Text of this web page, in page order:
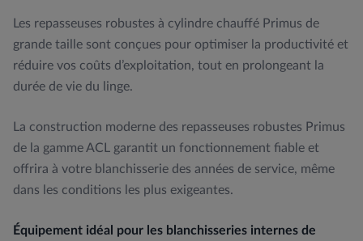
Les repasseuses robustes à cylindre chauffé Primus de
grande taille sont conçues pour optimiser la productivité et
réduire vos coûts d’exploitation, tout en prolongeant la
durée de vie du linge.
La construction moderne des repasseuses robustes Primus
de la gamme ACL garantit un fonctionnement fiable et
offrira à votre blanchisserie des années de service, même
dans les conditions les plus exigeantes.
Équipement idéal pour les blanchisseries internes de